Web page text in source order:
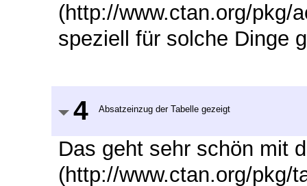
(http://www.ctan.org/pkg/
speziell für solche Dinge
4 Absatzeinzug der Tabelle gezeigt
Das geht sehr schön mit
(http://www.ctan.org/pkg/